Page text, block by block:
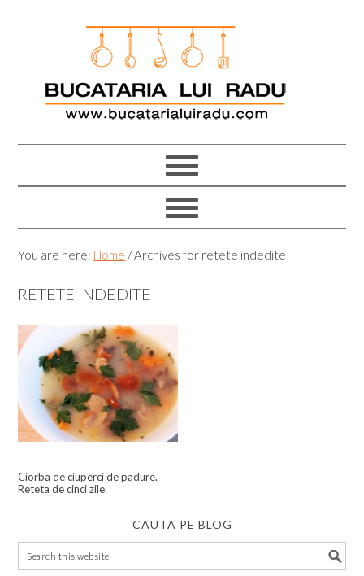
You are here: Home /Archives for retete indedite
RETETE INDEDITE
Ciorba de ciuperci de padure.
Reteta de cinci zile.
CAUTA PE BLOG